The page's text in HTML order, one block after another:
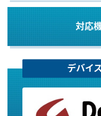
対応
デバイ